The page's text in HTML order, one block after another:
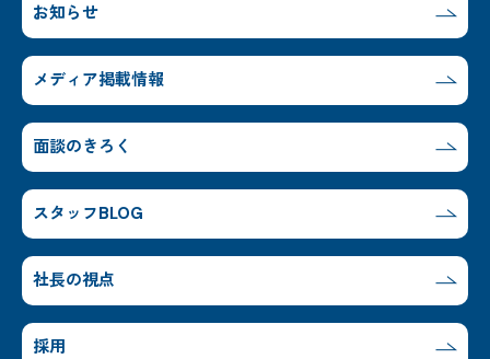
お知らせ
メディア掲載情報
面談のきろく
スタッフBLOG
社長の視点
採用